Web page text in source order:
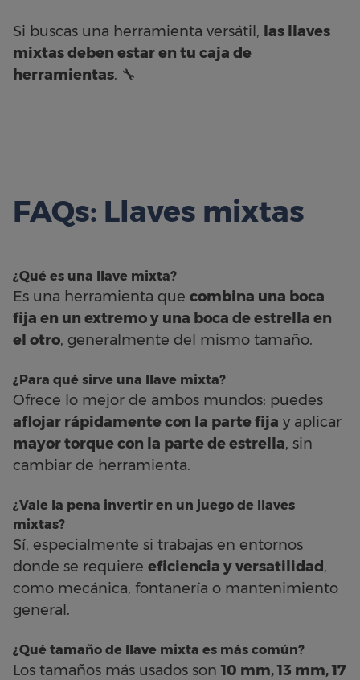
Si buscas una herramienta versátil, las llaves
mixtas deben estar en tu caja de
herramientas. 🔧
FAQs: Llaves mixtas
¿Qué es una llave mixta?
Es una herramienta que combina una boca
fija en un extremo y una boca de estrella en
el otro, generalmente del mismo tamaño.
¿Para qué sirve una llave mixta?
Ofrece lo mejor de ambos mundos: puedes
aflojar rápidamente con la parte fija y aplicar
mayor torque con la parte de estrella, sin
cambiar de herramienta.
¿Vale la pena invertir en un juego de llaves
mixtas?
Sí, especialmente si trabajas en entornos
donde se requiere eficiencia y versatilidad,
como mecánica, fontanería o mantenimiento
general.
¿Qué tamaño de llave mixta es más común?
Los tamaños más usados son10 mm, 13 mm, 17